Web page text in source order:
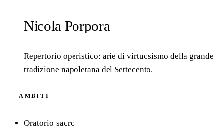
Nicola Porpora
Repertorio operistico: arie di virtuosismo della grande
tradizione napoletana del Settecento.
AMBITI
Oratorio sacro